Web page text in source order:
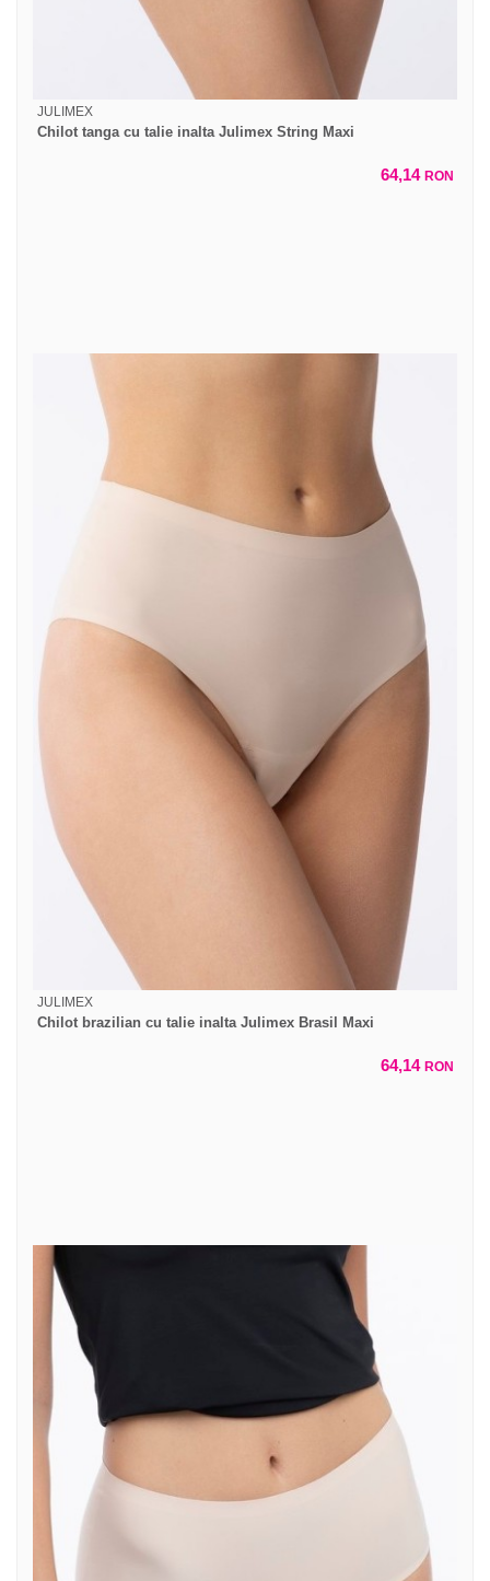
JULIMEX
Chilot tanga cu talie inalta Julimex String Maxi
64,14 RON
JULIMEX
Chilot brazilian cu talie inalta Julimex Brasil Maxi
64,14 RON